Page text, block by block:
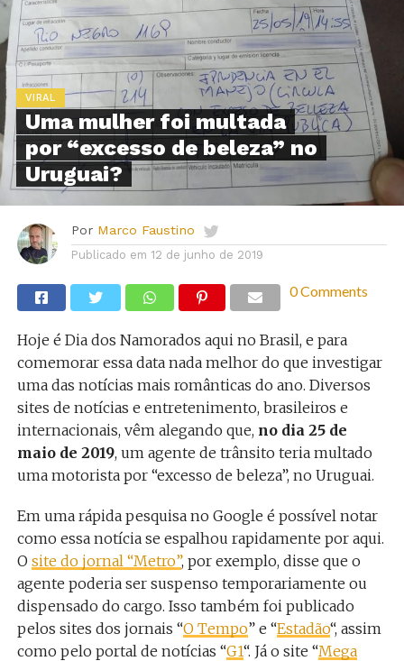
VIRAL
Uma mulher foi multada
por “excesso de beleza” no
Uruguai?
Por Marco Faustino
Publicado em 12 de junho de 2019
0 Comments
Hoje é Dia dos Namorados aqui no Brasil, e para
comemorar essa data nada melhor do que investigar
uma das notícias mais românticas do ano. Diversos
sites de notícias e entretenimento, brasileiros e
internacionais, vêm alegando que, no dia 25 de
maio de 2019, um agente de trânsito teria multado
uma motorista por “excesso de beleza”, no Uruguai.
Em uma rápida pesquisa no Google é possível notar
como essa notícia se espalhou rapidamente por aqui.
O site do jornal “Metro”, por exemplo, disse que o
agente poderia ser suspenso temporariamente ou
dispensado do cargo. Isso também foi publicado
pelos sites dos jornais “O Tempo” e “Estadão“, assim
como pelo portal de notícias “G1“. Já o site “Mega